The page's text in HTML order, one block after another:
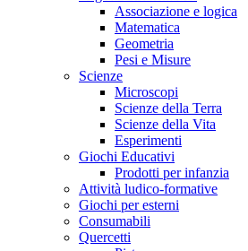
Associazione e logica
Matematica
Geometria
Pesi e Misure
Scienze
Microscopi
Scienze della Terra
Scienze della Vita
Esperimenti
Giochi Educativi
Prodotti per infanzia
Attività ludico-formative
Giochi per esterni
Consumabili
Quercetti